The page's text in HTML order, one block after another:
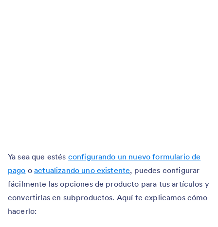
Ya sea que estés configurando un nuevo formulario de
pago oactualizando uno existente, puedes configurar
fácilmente las opciones de producto para tus artículos y
convertirlas en subproductos. Aquí te explicamos cómo
hacerlo: